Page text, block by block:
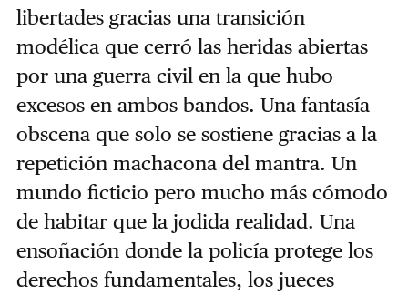
libertades gracias una transición
modélica que cerró las heridas abiertas
por una guerra civil en la que hubo
excesos en ambos bandos. Una fantasía
obscena que solo se sostiene gracias a la
repetición machacona del mantra. Un
mundo ficticio pero mucho más cómodo
de habitar que la jodida realidad. Una
ensoñación donde la policía protege los
derechos fundamentales, los jueces